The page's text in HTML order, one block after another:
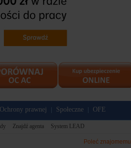
Ochrony prawnej Społeczne OFE
Znajdź agenta System LEAD
Poleć znajomemu